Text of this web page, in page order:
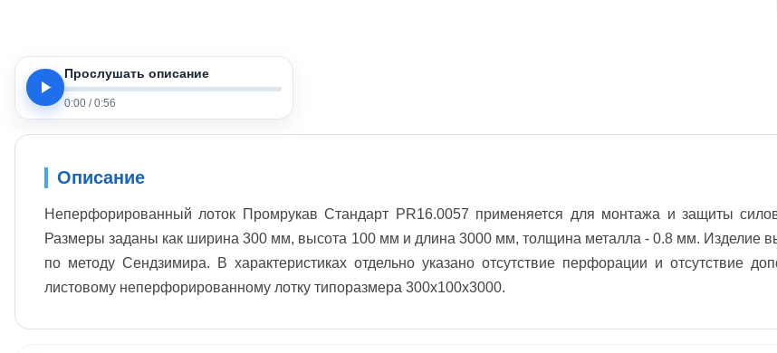
Прослушать описание
0:00 / 0:56
Описание
Неперфорированный лоток Промрукав Стандарт PR16.0057 применяется для монтажа и защиты
Размеры заданы как ширина 300 мм, высота 100 мм и длина 3000 мм, толщина металла - 0.8 мм. Изделие
по методу Сендзимира. В характеристиках отдельно указано отсутствие перфорации и отсутствие
листовому неперфорированному лотку типоразмера 300х100х3000.